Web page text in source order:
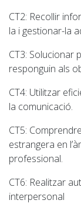
CT2: Recollir
la i gestionar-la
CT3: Solucionar
responguin als
CT4: Utilitzar
la comunicació.
CT5:
estrangera en
professional.
CT6: Realitzar
interpersonal